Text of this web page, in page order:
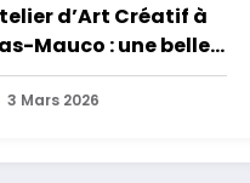
d’Art Créatif à
Mauco : une belle
de créativité
3 Mars 2026